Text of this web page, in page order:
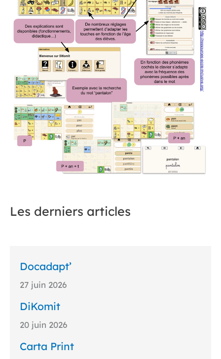
Les derniers articles
Docadapt’
27 juin 2026
DiKomit
20 juin 2026
Carta Print